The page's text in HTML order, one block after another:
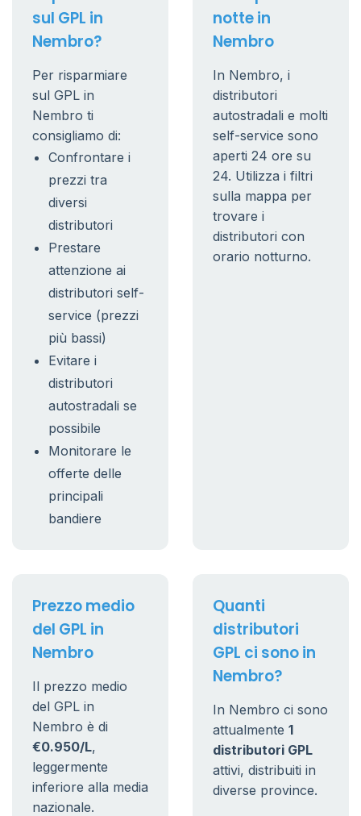
sul GPL in
Nembro?
Per risparmiare
sul GPL in
Nembro ti
consigliamo di:
Confrontare i
prezzi tra
diversi
distributori
Prestare
attenzione ai
distributori self-
service (prezzi
più bassi)
Evitare i
distributori
autostradali se
possibile
Monitorare le
offerte delle
principali
bandiere
notte in
Nembro
In Nembro, i
distributori
autostradali e molti
self-service sono
aperti 24 ore su
24. Utilizza i filtri
sulla mappa per
trovare i
distributori con
orario notturno.
Prezzo medio
del GPL in
Nembro
Il prezzo medio
del GPL in
Nembro è di
€0.950/L,
leggermente
inferiore alla media
nazionale.
Quanti
distributori
GPL ci sono in
Nembro?
In Nembro ci sono
attualmente 1
distributori GPL
attivi, distribuiti in
diverse province.